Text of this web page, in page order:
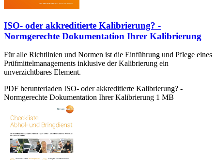
ISO- oder akkreditierte Kalibrierung? -
Normgerechte Dokumentation Ihrer Kalibrierung
Für alle Richtlinien und Normen ist die Einführung und Pflege eines
Prüfmittelmanagements inklusive der Kalibrierung ein
unverzichtbares Element.
PDF herunterladen ISO- oder akkreditierte Kalibrierung? -
Normgerechte Dokumentation Ihrer Kalibrierung 1 MB